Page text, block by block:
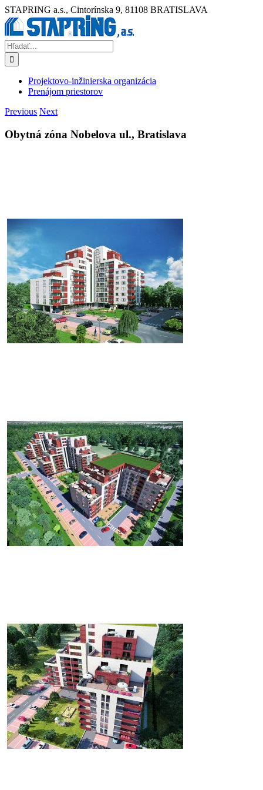
Skip
to
content
STAPRING a.s., Cintorínska 9, 81108 BRATISLAVA
Hľadať:
Projektovo-inžinierska organizácia
Prenájom priestorov
Previous Next
Obytná zóna Nobelova ul., Bratislava